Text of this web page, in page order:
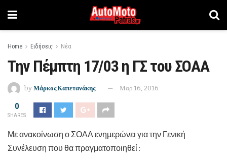
Home Ειδήσεις Νέα
Την Πέμπτη 17/03 η ΓΣ του ΣΟΑΑ
by Μάρκος Καπετανάκης Μαρ 16, 2016
0
SHARES
Με ανακοίνωση ο ΣΟΑΑ ενημερώνει για την Γενική
Συνέλευση που θα πραγματοποιηθεί :